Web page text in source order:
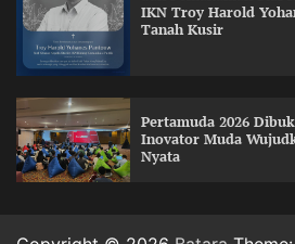
IKN Troy Harold
Tanah Kusir
Pertamuda 2026
Inovator Muda
Nyata